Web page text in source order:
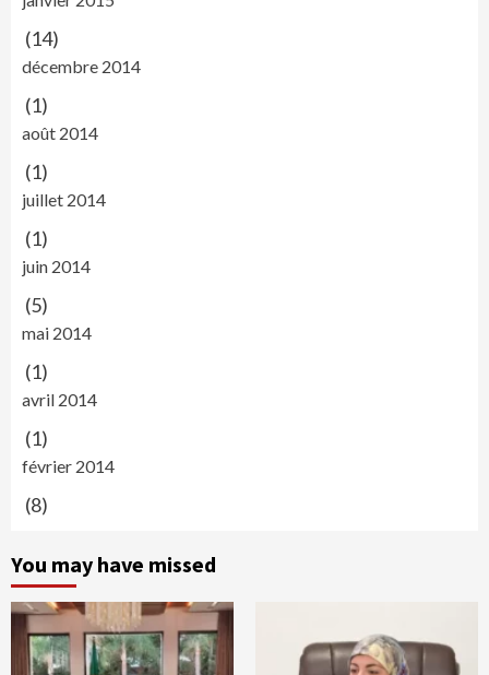
(14)
décembre 2014
(1)
août 2014
(1)
juillet 2014
(1)
juin 2014
(5)
mai 2014
(1)
avril 2014
(1)
février 2014
(8)
You may have missed